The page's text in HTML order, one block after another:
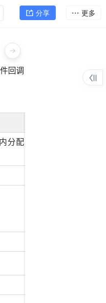
分享 更多
回调
分配的